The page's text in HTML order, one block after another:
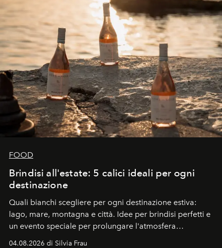
FOOD
Brindisi all'estate: 5 calici ideali per ogni
destinazione
Quali bianchi scegliere per ogni destinazione estiva:
lago, mare, montagna e città. Idee per brindisi perfetti e
un evento speciale per prolungare l'atmosfera
04.08.2026 di Silvia Frau